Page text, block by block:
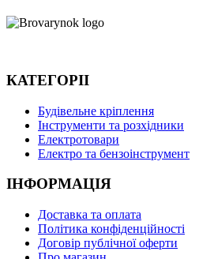
КАТЕГОРІІ
Будівельне кріплення
Інструменти та розхідники
Електротовари
Електро та бензоінструмент
ІНФОРМАЦІЯ
Доставка та оплата
Політика конфіденційності
Договір публічної оферти